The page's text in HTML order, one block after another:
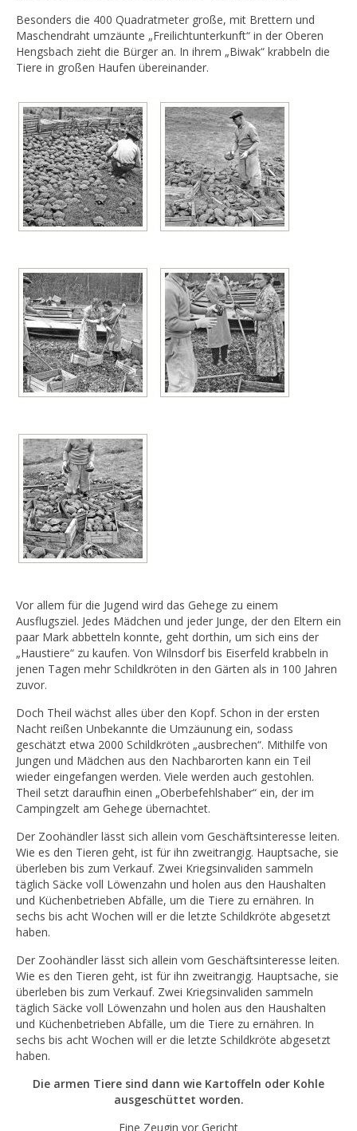
Besonders die 400 Quadratmeter große, mit Brettern und
Maschendraht umzäunte „Freilichtunterkunft“ in der Oberen
Hengsbach zieht die Bürger an. In ihrem „Biwak“ krabbeln die
Tiere in großen Haufen übereinander.
Vor allem für die Jugend wird das Gehege zu einem
Ausflugsziel. Jedes Mädchen und jeder Junge, der den Eltern ein
paar Mark abbetteln konnte, geht dorthin, um sich eins der
„Haustiere“ zu kaufen. Von Wilnsdorf bis Eiserfeld krabbeln in
jenen Tagen mehr Schildkröten in den Gärten als in 100 Jahren
zuvor.
Doch Theil wächst alles über den Kopf. Schon in der ersten
Nacht reißen Unbekannte die Umzäunung ein, sodass
geschätzt etwa 2000 Schildkröten „ausbrechen“. Mithilfe von
Jungen und Mädchen aus den Nachbarorten kann ein Teil
wieder eingefangen werden. Viele werden auch gestohlen.
Theil setzt daraufhin einen „Oberbefehlshaber“ ein, der im
Campingzelt am Gehege übernachtet.
Der Zoohändler lässt sich allein vom Geschäftsinteresse leiten.
Wie es den Tieren geht, ist für ihn zweitrangig. Hauptsache, sie
überleben bis zum Verkauf. Zwei Kriegsinvaliden sammeln
täglich Säcke voll Löwenzahn und holen aus den Haushalten
und Küchenbetrieben Abfälle, um die Tiere zu ernähren. In
sechs bis acht Wochen will er die letzte Schildkröte abgesetzt
haben.
Der Zoohändler lässt sich allein vom Geschäftsinteresse leiten.
Wie es den Tieren geht, ist für ihn zweitrangig. Hauptsache, sie
überleben bis zum Verkauf. Zwei Kriegsinvaliden sammeln
täglich Säcke voll Löwenzahn und holen aus den Haushalten
und Küchenbetrieben Abfälle, um die Tiere zu ernähren. In
sechs bis acht Wochen will er die letzte Schildkröte abgesetzt
haben.
Die armen Tiere sind dann wie Kartoffeln oder Kohle
ausgeschüttet worden.
Eine Zeugin vor Gericht